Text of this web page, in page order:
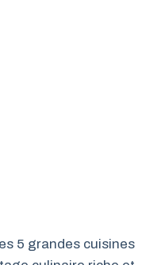
5 grandes cuisines